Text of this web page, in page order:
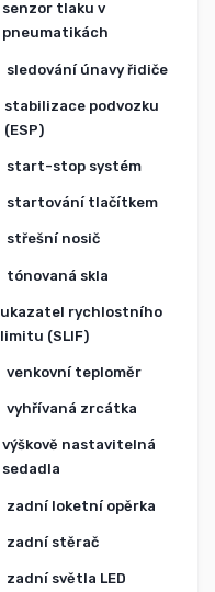
senzor tlaku v
pneumatikách
sledování únavy řidiče
stabilizace podvozku
(ESP)
start-stop systém
startování tlačítkem
střešní nosič
tónovaná skla
ukazatel rychlostního
limitu (SLIF)
venkovní teploměr
vyhřívaná zrcátka
výškově nastavitelná
sedadla
zadní loketní opěrka
zadní stěrač
zadní světla LED